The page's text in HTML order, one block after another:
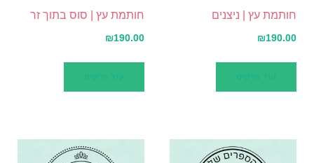
חותמת עץ | ניצנים
₪190.00
עוד פרטים
חותמת עץ | סוס בתוך זר
₪190.00
עוד פרטים